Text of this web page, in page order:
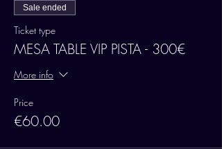
Sale ended
Ticket type
MESA TABLE VIP PISTA - 300€
More info
Price
€60.00